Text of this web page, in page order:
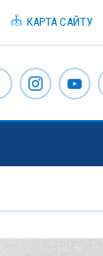
КАРТА САЙТУ